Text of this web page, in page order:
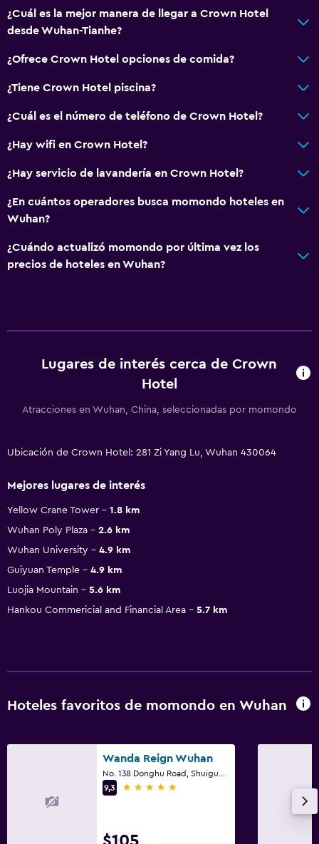
¿Cuál es la mejor manera de llegar a Crown Hotel
desde Wuhan-Tianhe?
¿Ofrece Crown Hotel opciones de comida?
¿Tiene Crown Hotel piscina?
¿Cuál es el número de teléfono de Crown Hotel?
¿Hay wifi en Crown Hotel?
¿Hay servicio de lavandería en Crown Hotel?
¿En cuántos operadores busca momondo hoteles en
Wuhan?
¿Cuándo actualizó momondo por última vez los
precios de hoteles en Wuhan?
Lugares de interés cerca de Crown
Hotel
Atracciones en Wuhan, China, seleccionadas por momondo
Ubicación de Crown Hotel: 281 Zi Yang Lu, Wuhan 430064
Mejores lugares de interés
Yellow Crane Tower
1.8 km
Wuhan Poly Plaza
2.6 km
Wuhan University
4.9 km
Guiyuan Temple
4.9 km
Luojia Mountain
5.6 km
Hankou Commericial and Financial Area
5.7 km
Hoteles favoritos de momondo en Wuhan
Wanda Reign Wuhan
9,3
5 estrellas